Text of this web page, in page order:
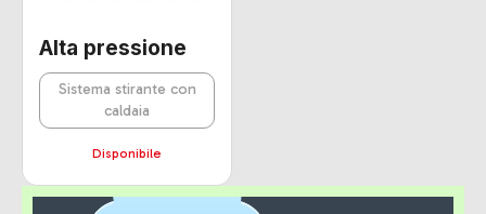
Alta pressione
Sistema stirante con
caldaia
Disponibile